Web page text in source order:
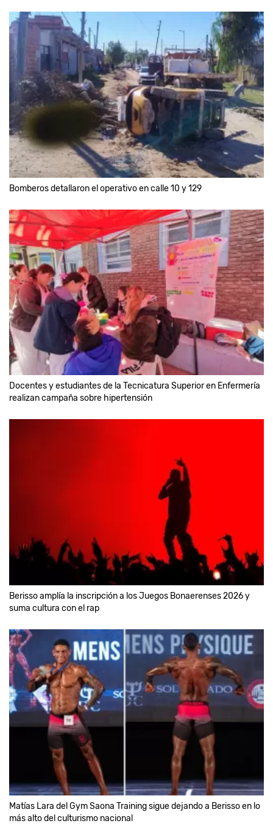
Bomberos detallaron el operativo en calle 10 y 129
Docentes y estudiantes de la Tecnicatura Superior en Enfermería
realizan campaña sobre hipertensión
Berisso amplía la inscripción a los Juegos Bonaerenses 2026 y
suma cultura con el rap
Matías Lara del Gym Saona Training sigue dejando a Berisso en lo
más alto del culturismo nacional